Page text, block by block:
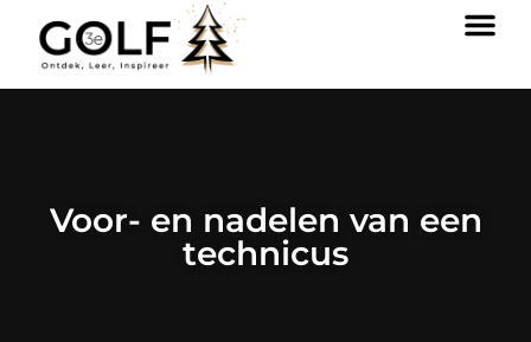
Voor- en nadelen van een
technicus